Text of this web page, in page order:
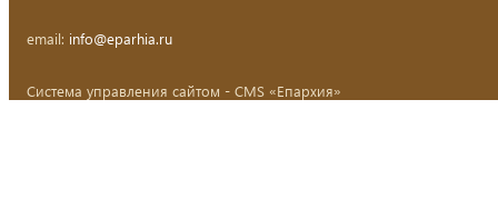
email: info@eparhia.ru
Система управления сайтом - CMS «Епархия»